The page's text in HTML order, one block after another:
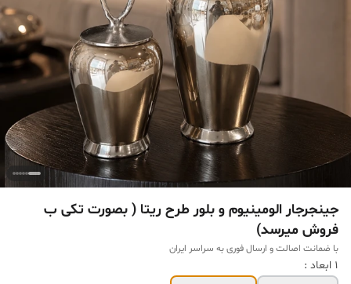
جینجرجار الومینیوم و بلور طرح ریتا ( بصورت تکی ب
فروش میرسد)
با ضمانت اصالت و ارسال فوری به سراسر ایران
1 ابعاد :